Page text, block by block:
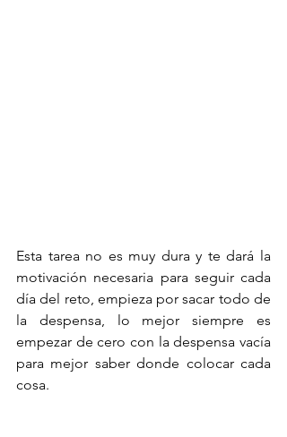
Esta tarea no es muy dura y te dará la
motivación necesaria para seguir cada
día del reto, empieza por sacar todo de
la despensa, lo mejor siempre es
empezar de cero con la despensa vacía
para mejor saber donde colocar cada
cosa.